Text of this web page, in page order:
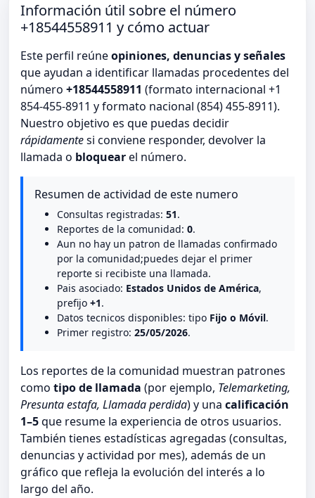
Información útil sobre el número
+18544558911 y cómo actuar
Este perfil reúneopiniones, denuncias y señales
que ayudan a identificar llamadas procedentes del
número +18544558911 (formato internacional +1
854-455-8911 y formato nacional (854) 455-8911).
Nuestro objetivo es que puedas decidir
rápidamentesi conviene responder, devolver la
llamada o bloquearel número.
Resumen de actividad de este numero
Consultas registradas: 51.
Reportes de la comunidad: 0.
Aun no hay un patron de llamadas confirmado
por la comunidad;puedes dejar el primer
reporte si recibiste una llamada.
Pais asociado: Estados Unidos de América,
prefijo +1.
Datos tecnicos disponibles: tipo Fijo o Móvil.
Primer registro: 25/05/2026.
Los reportes de la comunidad muestran patrones
como tipo de llamada (por ejemplo, Telemarketing,
Presunta estafa, Llamada perdida) y una calificación
1–5que resume la experiencia de otros usuarios.
También tienes estadísticas agregadas (consultas,
denuncias y actividad por mes), además de un
gráfico que refleja la evolución del interés a lo
largo del año.